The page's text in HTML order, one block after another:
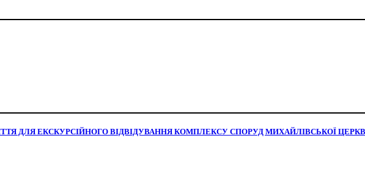
ДЛЯ ЕКСКУРСІЙНОГО ВІДВІДУВАННЯ КОМПЛЕКСУ СПОРУД МИХАЙЛІВСЬКОЇ